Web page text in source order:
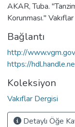
AKAR, Tuba.
Korunması."
Bağlantı
http://
https://
Koleksiyon
Vakıflar Dergisi
Detaylı Öğe